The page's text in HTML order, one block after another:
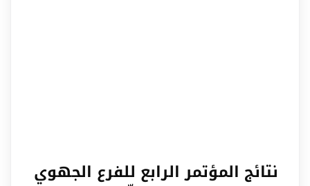
نتائج المؤتمر الرابع للفرع الجهوي